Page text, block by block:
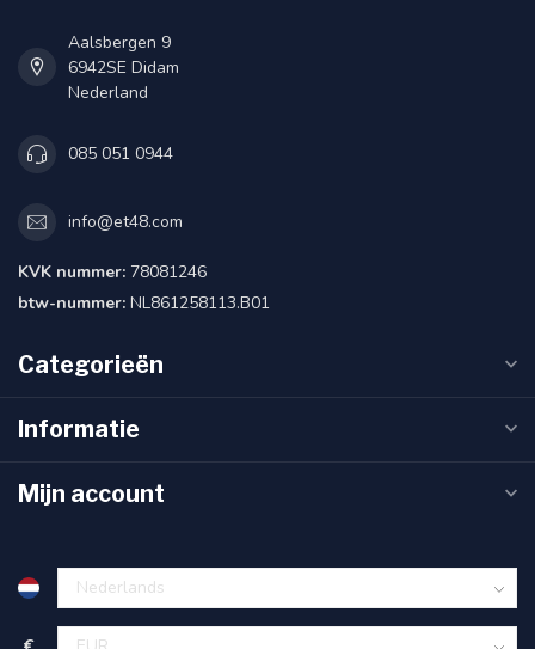
Aalsbergen 9
6942SE Didam
Nederland
085 051 0944
info@et48.com
KVK nummer: 78081246
btw-nummer: NL861258113.B01
Categorieën
Informatie
Mijn account